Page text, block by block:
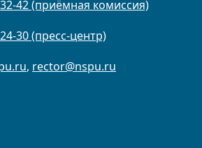
42 (приёмная комиссия)
30 (пресс-центр)
, rector@nspu.ru